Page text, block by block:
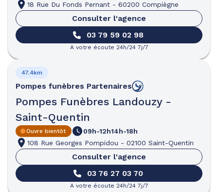
18 Rue Du Fonds Pernant - 60200 Compiègne
Consulter l'agence
03 79 59 02 98
A votre écoute 24h/24 7j/7
Pompes funèbres Partenaires
Pompes Funèbres Landouzy -
Saint-Quentin
47.4km
Ouvre bientôt 09h-12h14h-18h
108 Rue Georges Pompidou - 02100 Saint-Quentin
Consulter l'agence
03 76 27 03 70
A votre écoute 24h/24 7j/7